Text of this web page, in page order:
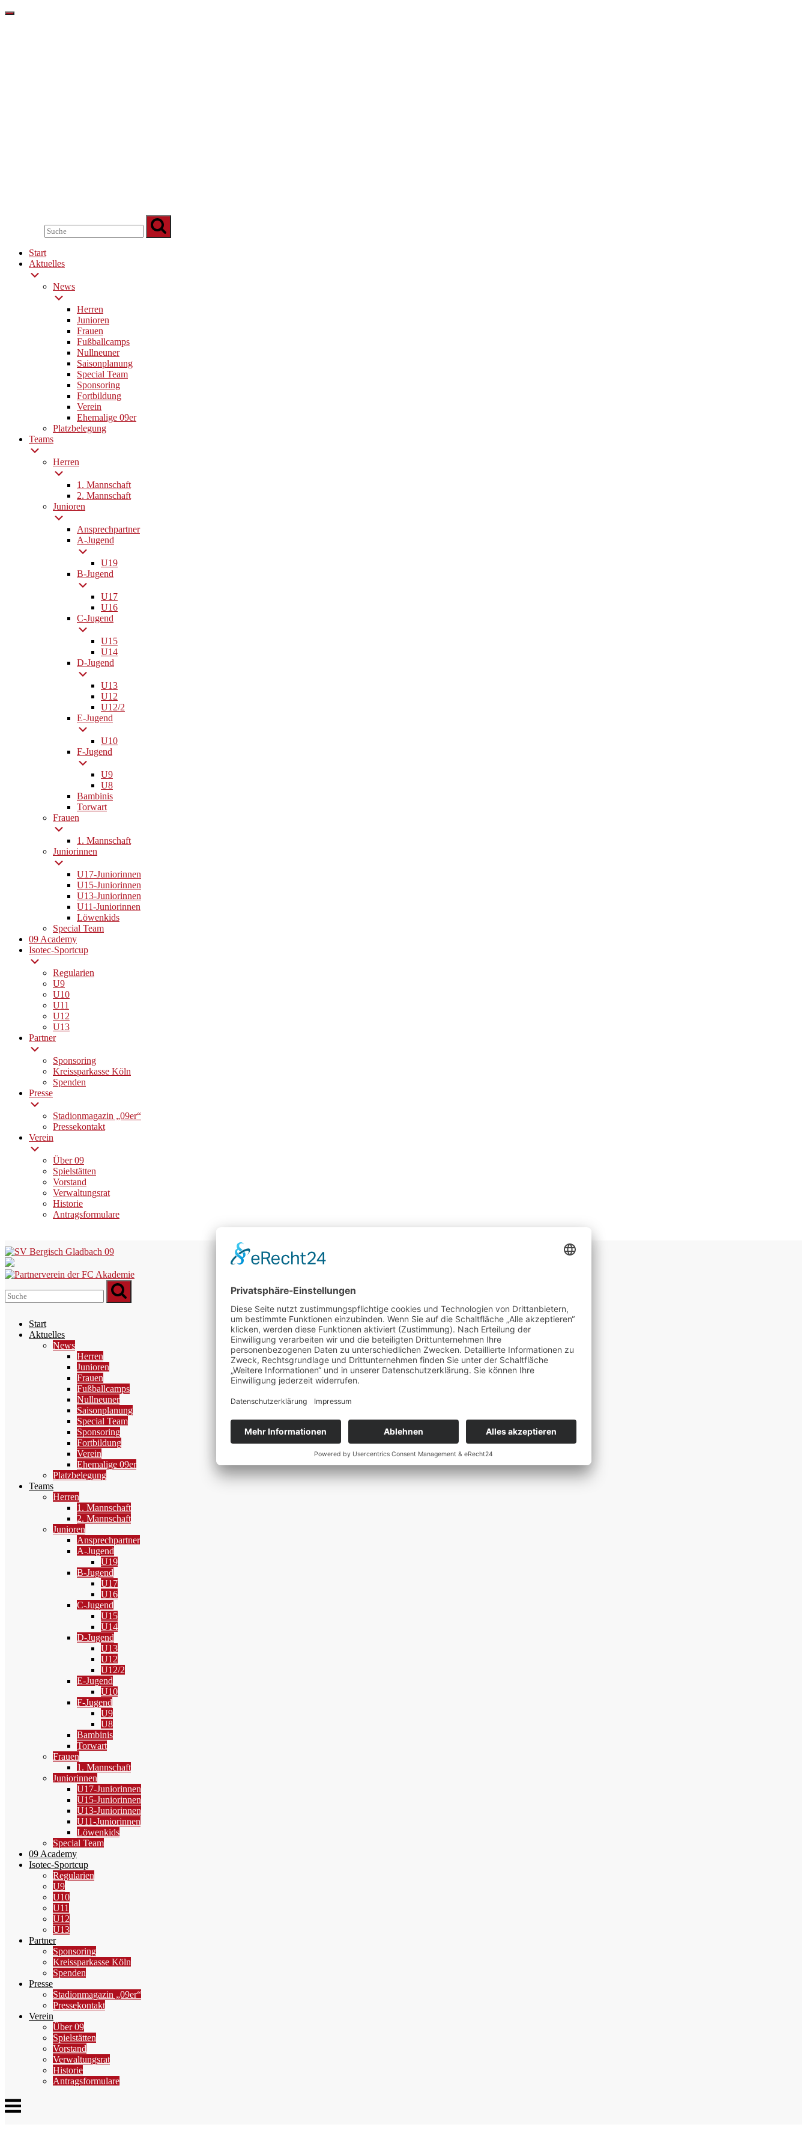
Start
Aktuelles
News
Herren
Junioren
Frauen
Fußballcamps
Nullneuner
Saisonplanung
Special Team
Sponsoring
Fortbildung
Verein
Ehemalige 09er
Platzbelegung
Teams
Herren
1. Mannschaft
2. Mannschaft
Junioren
Ansprechpartner
A-Jugend
U19
B-Jugend
U17
U16
C-Jugend
U15
U14
D-Jugend
U13
U12
U12/2
E-Jugend
U10
F-Jugend
U9
U8
Bambinis
Torwart
Frauen
1. Mannschaft
Juniorinnen
U17-Juniorinnen
U15-Juniorinnen
U13-Juniorinnen
U11-Juniorinnen
Löwenkids
Special Team
09 Academy
Isotec-Sportcup
Regularien
U9
U10
U11
U12
U13
Partner
Sponsoring
Kreissparkasse Köln
Spenden
Presse
Stadionmagazin „09er“
Pressekontakt
Verein
Über 09
Spielstätten
Vorstand
Verwaltungsrat
Historie
Antragsformulare
Skip
to
content
Start
Aktuelles
News
Herren
Junioren
Frauen
Fußballcamps
Nullneuner
Saisonplanung
Special Team
Sponsoring
Fortbildung
Verein
Ehemalige 09er
Platzbelegung
Teams
Herren
1. Mannschaft
2. Mannschaft
Junioren
Ansprechpartner
A-Jugend
U19
B-Jugend
U17
U16
C-Jugend
U15
U14
D-Jugend
U13
U12
U12/2
E-Jugend
U10
F-Jugend
U9
U8
Bambinis
Torwart
Frauen
1. Mannschaft
Juniorinnen
U17-Juniorinnen
U15-Juniorinnen
U13-Juniorinnen
U11-Juniorinnen
Löwenkids
Special Team
09 Academy
Isotec-Sportcup
Regularien
U9
U10
U11
U12
U13
Partner
Sponsoring
Kreissparkasse Köln
Spenden
Presse
Stadionmagazin „09er“
Pressekontakt
Verein
Über 09
Spielstätten
Vorstand
Verwaltungsrat
Historie
Antragsformulare
Menu